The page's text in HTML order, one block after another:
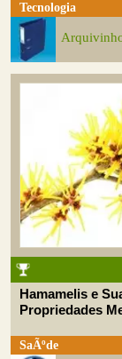
Tecnologia
Hamamelis e
Propriedades
SaÃºde